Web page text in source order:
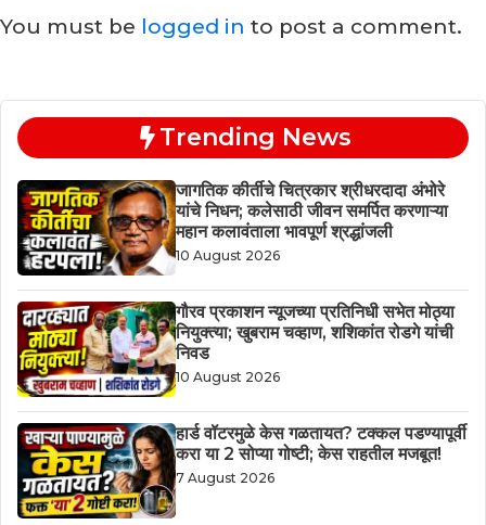
You must be logged in to post a comment.
Trending News
जागतिक कीर्तीचे चित्रकार श्रीधरदादा अंभोरे
यांचे निधन; कलेसाठी जीवन समर्पित करणाऱ्या
महान कलावंताला भावपूर्ण श्रद्धांजली
10 August 2026
गौरव प्रकाशन न्यूजच्या प्रतिनिधी सभेत मोठ्या
नियुक्त्या; खुबराम चव्हाण, शशिकांत रोडगे यांची
निवड
10 August 2026
हार्ड वॉटरमुळे केस गळतायत? टक्कल पडण्यापूर्वी
करा या 2 सोप्या गोष्टी; केस राहतील मजबूत!
7 August 2026